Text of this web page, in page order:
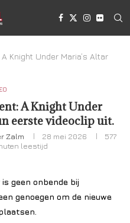
Knight Under Maria’s Altar
A Knight Under
eerste videoclip uit.
Zalm 28 mei 2026
577
leestijd
geen onbende bij
genoegen om de nieuwe